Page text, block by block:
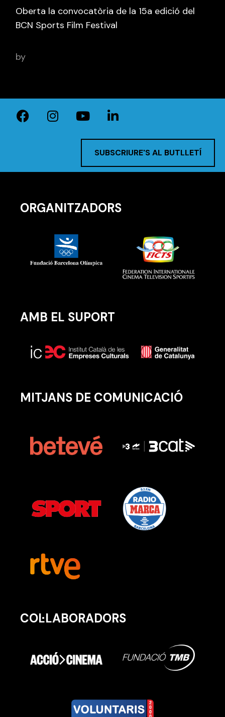
Oberta la convocatòria de la 15a edició del
BCN Sports Film Festival
by
SUBSCRIURE'S AL BUTLLETÍ
ORGANITZADORS
AMB EL SUPORT
MITJANS DE COMUNICACIÓ
COL·LABORADORS